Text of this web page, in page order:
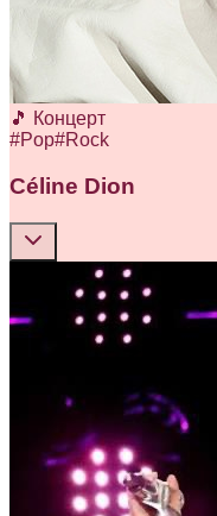
🎵 Концерт
#Pop#Rock
Céline Dion